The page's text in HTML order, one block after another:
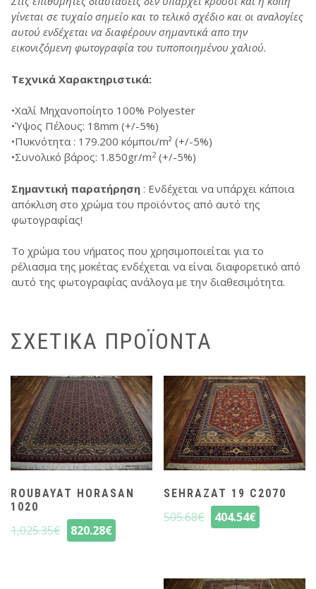
γίνεται σε τυχαίο σηµείο και το τελικό σχέδιο και οι αναλογίες
αυτού ενδέχεται να διαφέρουν σηµαντικά απο την
εικονιζόµενη φωτογραφία του τυποποιηµένου χαλιού.
Τεχνικά Χαρακτηριστικά:
•Χαλί Μηχανοποίητο 100% Polyester
•Ύψος Πέλους: 18mm (+/-5%)
•Πυκνότητα : 179.200 κόµποι/m² (+/-5%)
•Συνολικό βάρος: 1.850gr/m2(+/-5%)
Σημαντική παρατήρηση : Ενδέχεται να υπάρχει κάποια
απόκλιση στο χρώμα του προϊόντος από αυτό της
φωτογραφίας!
Το χρώμα του νήματος που χρησιμοποιείται για το
ρέλιασμα της μοκέτας ενδέχεται να είναι διαφορετικό από
αυτό της φωτογραφίας ανάλογα με την διαθεσιμότητα.
ΣΧΕΤΙΚΆ ΠΡΟΪΌΝΤΑ
ROUBAYAT HORASAN
1020
1,025.35€ 820.28€
SEHRAZAT 19 C2070
505.68€ 404.54€